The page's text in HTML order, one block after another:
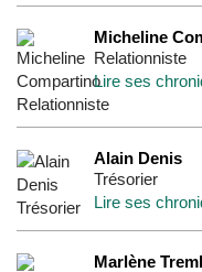
Micheline
Relationniste
Lire ses
Alain Denis
Trésorier
Lire ses
Marlène